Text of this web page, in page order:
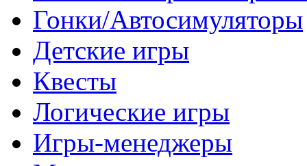
Гонки/Автосимуляторы
Детские игры
Квесты
Логические игры
Игры-менеджеры